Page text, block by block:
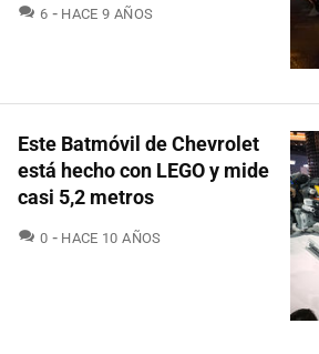
6 COMENTARIOS
HACE 9 AÑOS
Este Batmóvil de Chevrolet
está hecho con LEGO y mide
casi 5,2 metros
0 COMENTARIOS
HACE 10 AÑOS